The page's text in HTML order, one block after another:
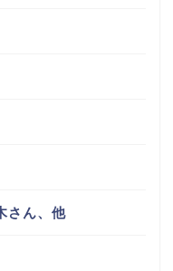
さん、他